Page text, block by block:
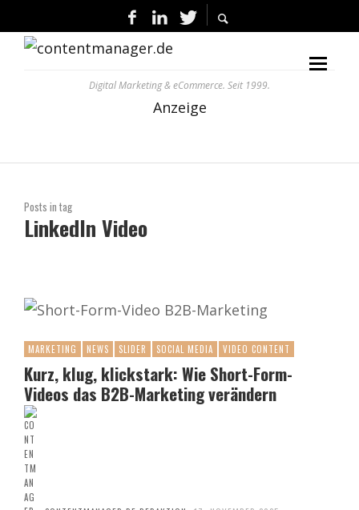
Digital Marketing & eCommerce. Seit 1999.
Anzeige
Posts in tag
LinkedIn Video
MARKETING NEWS SLIDER SOCIAL MEDIA VIDEO CONTENT
Kurz, klug, klickstark: Wie Short-Form-
Videos das B2B-Marketing verändern